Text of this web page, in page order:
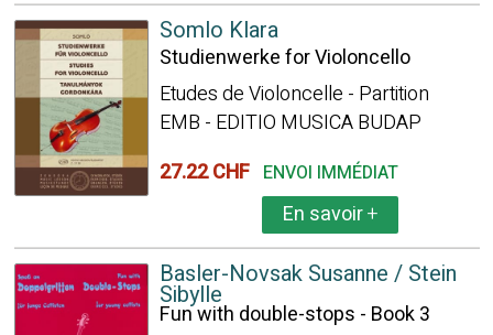
Somlo Klara
Studienwerke for Violoncello
Etudes de Violoncelle - Partition
EMB - EDITIO MUSICA BUDAP
27.22 CHF ENVOI IMMÉDIAT
En savoir+
Basler-Novsak Susanne / Stein
Sibylle
Fun with double-stops - Book 3